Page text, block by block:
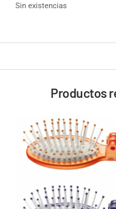
Sin existencias
Productos